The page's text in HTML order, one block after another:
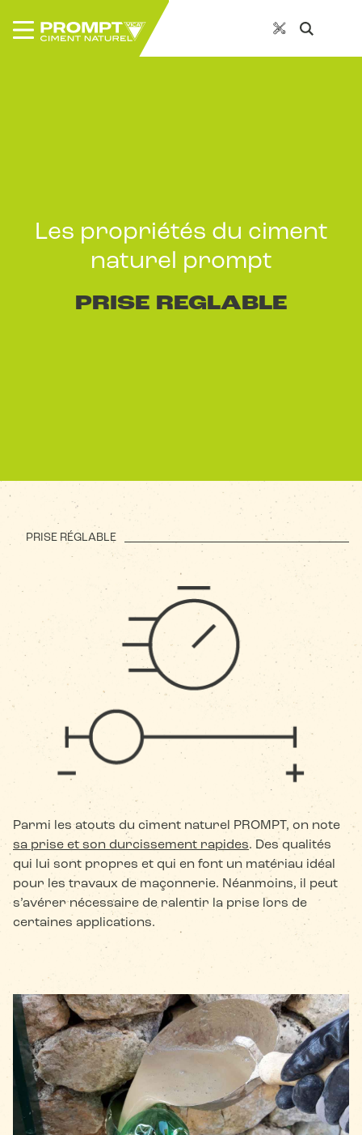
Les propriétés du ciment
naturel prompt
PRISE REGLABLE
PRISE RÉGLABLE
Parmi les atouts du ciment naturel PROMPT, on note
sa prise et son durcissement rapides. Des qualités
qui lui sont propres et qui en font un matériau idéal
pour les travaux de maçonnerie. Néanmoins, il peut
s’avérer nécessaire de ralentir la prise lors de
certaines applications.